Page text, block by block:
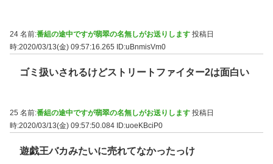
24 名前:番組の途中ですが翡翠の名無しがお送りします 投稿日
時:2020/03/13(金) 09:57:16.265
ID:uBnmisVm0
ゴミ扱いされるけどストリートファイター2は面白い
25 名前:番組の途中ですが翡翠の名無しがお送りします 投稿日
時:2020/03/13(金) 09:57:50.084 ID:uoeKBciP0
遊戯王バカみたいに売れてなかったっけ